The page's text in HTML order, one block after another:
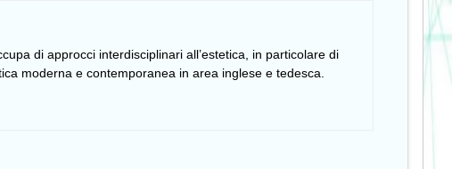
di approcci interdisciplinari all’estetica, in particolare di
moderna e contemporanea in area inglese e tedesca.